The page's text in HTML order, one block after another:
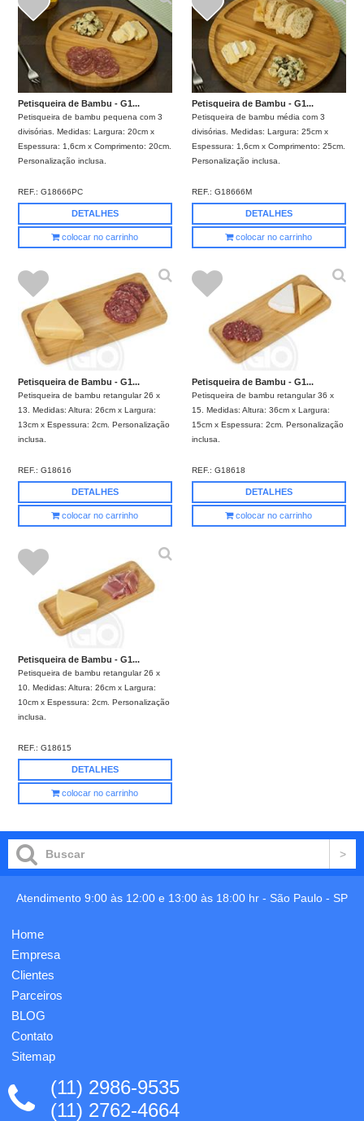
Petisqueira de Bambu - G1...
Petisqueira de bambu pequena com 3
divisórias. Medidas: Largura: 20cm x
Espessura: 1,6cm x Comprimento: 20cm.
Personalização inclusa.
REF.:G18666PC
DETALHES
colocar no carrinho
Petisqueira de Bambu - G1...
Petisqueira de bambu média com 3
divisórias. Medidas: Largura: 25cm x
Espessura: 1,6cm x Comprimento: 25cm.
Personalização inclusa.
REF.:G18666M
DETALHES
colocar no carrinho
Petisqueira de Bambu - G1...
Petisqueira de bambu retangular 26 x
13. Medidas: Altura: 26cm x Largura:
13cm x Espessura: 2cm. Personalização
inclusa.
REF.:G18616
DETALHES
colocar no carrinho
Petisqueira de Bambu - G1...
Petisqueira de bambu retangular 36 x
15. Medidas: Altura: 36cm x Largura:
15cm x Espessura: 2cm. Personalização
inclusa.
REF.:G18618
DETALHES
colocar no carrinho
Petisqueira de Bambu - G1...
Petisqueira de bambu retangular 26 x
10. Medidas: Altura: 26cm x Largura:
10cm x Espessura: 2cm. Personalização
inclusa.
REF.:G18615
DETALHES
colocar no carrinho
Atendimento 9:00 às 12:00 e 13:00 às 18:00 hr - São Paulo - SP
Home
Empresa
Clientes
Parceiros
BLOG
Contato
Sitemap
(11) 2986-9535
(11) 2762-4664